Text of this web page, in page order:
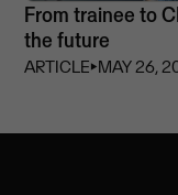
From trainee to
the future
ARTICLE⏵MAY 26,